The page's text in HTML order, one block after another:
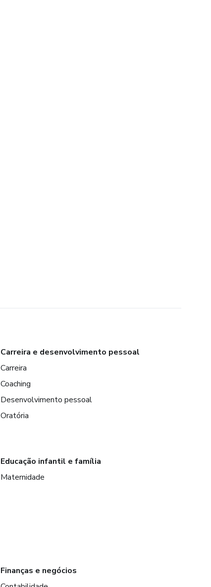
Carreira e desenvolvimento pessoal
Carreira
Coaching
Desenvolvimento pessoal
Oratória
Educação infantil e família
Maternidade
Finanças e negócios